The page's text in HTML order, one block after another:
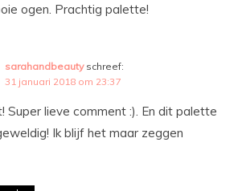
ogen. Prachtig palette!
sarahandbeauty schreef:
31 januari 2018 om 23:37
Super lieve comment :). En dit palette
Ik blijf het maar zeggen